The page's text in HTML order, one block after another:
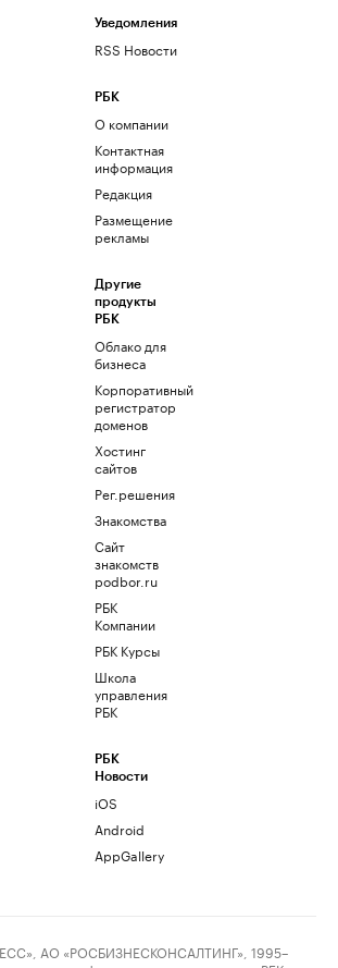
Уведомления
RSS Новости
РБК
О компании
Контактная
информация
Редакция
Размещение
рекламы
Другие
продукты
РБК
Облако для
бизнеса
Корпоративный
регистратор
доменов
Хостинг
сайтов
Рег.решения
Знакомства
Сайт
знакомств
podbor.ru
РБК
Компании
РБК Курсы
Школа
управления
РБК
РБК
Новости
iOS
Android
AppGallery
АО «РОСБИЗНЕСКОНСАЛТИНГ», 1995–